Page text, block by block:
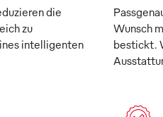
die
zu
intelligenten
Wunsch
bestickt.